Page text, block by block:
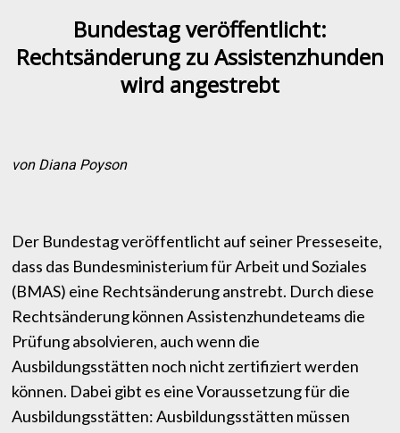
Bundestag veröffentlicht:
Rechtsänderung zu Assistenzhunden
wird angestrebt
von Diana Poyson
Der Bundestag veröffentlicht auf seiner Presseseite,
dass das Bundesministerium für Arbeit und Soziales
(BMAS) eine Rechtsänderung anstrebt. Durch diese
Rechtsänderung können Assistenzhundeteams die
Prüfung absolvieren, auch wenn die
Ausbildungsstätten noch nicht zertifiziert werden
können. Dabei gibt es eine Voraussetzung für die
Ausbildungsstätten: Ausbildungsstätten müssen